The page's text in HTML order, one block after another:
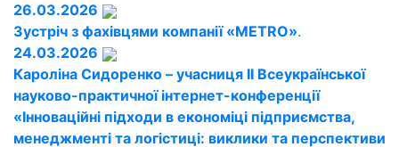
26.03.2026
Зустріч з фахівцями компанії «METRO».
24.03.2026
Кароліна Сидоренко – учасниця ІІ Всеукраїнської
науково-практичної інтернет-конференції
«Інноваційні підходи в економіці підприємства,
менеджменті та логістиці: виклики та перспективи